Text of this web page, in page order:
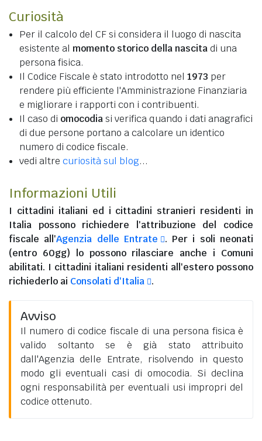
Curiosità
Per il calcolo del CF si considera il luogo di nascita
esistente al momento storico della nascitadi una
persona fisica.
Il Codice Fiscale è stato introdotto nel 1973 per
rendere più efficiente l'Amministrazione Finanziaria
e migliorare i rapporti con i contribuenti.
Il caso di omocodiasi verifica quando i dati anagrafici
di due persone portano a calcolare un identico
numero di codice fiscale.
vedi altre curiosità sul blog...
Informazioni Utili
I cittadini italiani ed i cittadini stranieri residenti in
Italia possono richiedere l'attribuzione del codice
fiscale all'Agenzia delle Entrate
. Per i soli neonati
(entro 60gg) lo possono rilasciare anche i Comuni
abilitati. I cittadini italiani residenti all'esteropossono
richiederlo ai Consolati d'Italia .
Avviso
Il numero di codice fiscale di una persona fisica è
valido soltanto se è già stato attribuito
dall'Agenzia delle Entrate, risolvendo in questo
modo gli eventuali casi di omocodia. Si declina
ogni responsabilità per eventuali usi impropri del
codice ottenuto.